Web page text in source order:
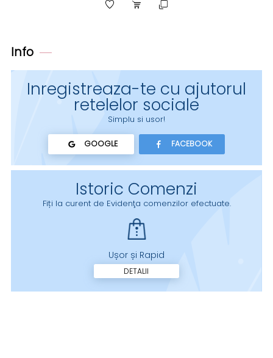
Info
Inregistreaza-te cu ajutorul
retelelor sociale
Simplu si usor!
GOOGLE FACEBOOK
Istoric Comenzi
Fiți la curent de Evidenţa comenzilor efectuate.
Ușor și Rapid
DETALII